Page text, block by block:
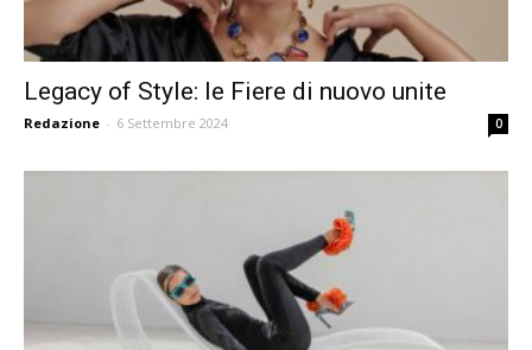
Legacy of Style: le Fiere di nuovo unite
Redazione - 6 Settembre 2024 0